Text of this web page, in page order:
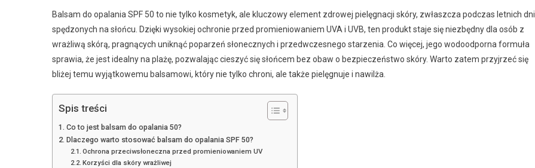
Balsam do opalania SPF 50 to nie tylko kosmetyk, ale kluczowy element zdrowej pielęgnacji skóry, zwłaszcza podczas letnich dni
spędzonych na słońcu. Dzięki wysokiej ochronie przed promieniowaniem UVA i UVB, ten produkt staje się niezbędny dla osób z
wrażliwą skórą, pragnących uniknąć poparzeń słonecznych i przedwczesnego starzenia. Co więcej, jego wodoodporna formuła
sprawia, że jest idealny na plażę, pozwalając cieszyć się słońcem bez obaw o bezpieczeństwo skóry. Warto zatem przyjrzeć się
bliżej temu wyjątkowemu balsamowi, który nie tylko chroni, ale także pielęgnuje i nawilża.
Spis treści
Co to jest balsam do opalania 50?
Dlaczego warto stosować balsam do opalania SPF 50?
Ochrona przeciwsłoneczna przed promieniowaniem UV
Korzyści dla skóry wrażliwej